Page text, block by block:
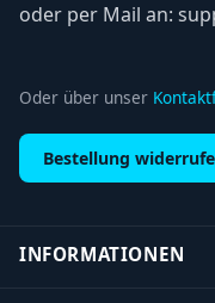
oder per Mail an:
Oder über unser
Bestellung
INFORMATIONEN